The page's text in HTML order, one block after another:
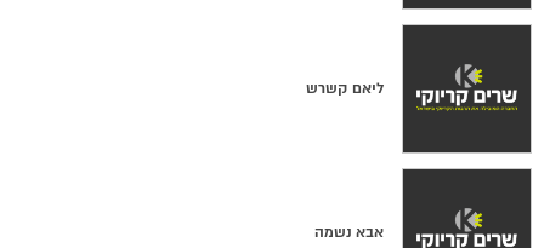
ליאם קשרש
אבא נשמה